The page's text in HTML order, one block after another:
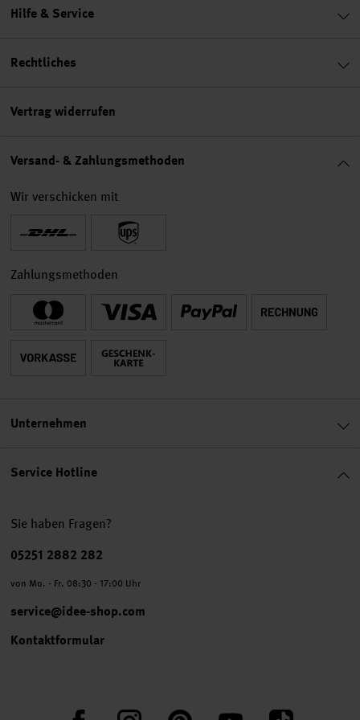
Service Hotline
Sie haben Fragen?
Telefonnummer
05251 2882 282
von Mo. - Fr. 08:30 - 17:00 Uhr
service@idee-shop.com
Kontaktformular
FacebookInstagram PinterestYouTube TikTok
Hilfe & Service
Rechtliches
Vertrag widerrufen
Versand- & Zahlungsmethoden
Wir verschicken mit
Zahlungsmethoden
Unternehmen